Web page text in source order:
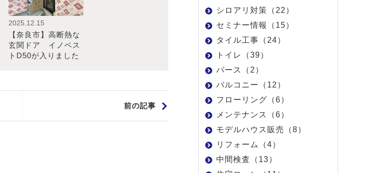
2025.12.15
【奈良市】高断熱な
玄関ドア イノベス
トD50が入りました
前の記事
シロアリ対策（22）
セミナー情報（15）
タイル工事（24）
トイレ（39）
パース（2）
バルコニー（12）
フローリング（6）
メンテナンス（6）
モデルハウス販売（8）
リフォーム（4）
中間検査（13）